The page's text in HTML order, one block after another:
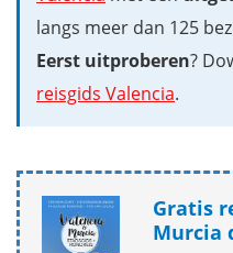
langs meer dan 125
Eerst uitproberen?
reisgids Valencia.
Gratis
Murcia